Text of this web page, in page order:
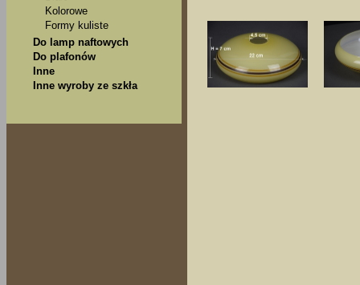
Kolorowe
Formy kuliste
Do lamp naftowych
Do plafonów
Inne
Inne wyroby ze szkła